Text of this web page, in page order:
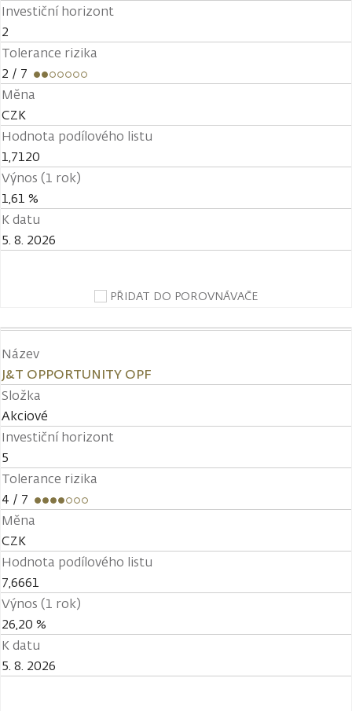
Investiční horizont
2
Tolerance rizika
2 / 7
Měna
CZK
Hodnota podílového listu
1,7120
Výnos (1 rok)
1,61 %
K datu
5. 8. 2026
PŘIDAT DO POROVNÁVAČE
Název
J&T OPPORTUNITY OPF
Složka
Akciové
Investiční horizont
5
Tolerance rizika
4 / 7
Měna
CZK
Hodnota podílového listu
7,6661
Výnos (1 rok)
26,20 %
K datu
5. 8. 2026